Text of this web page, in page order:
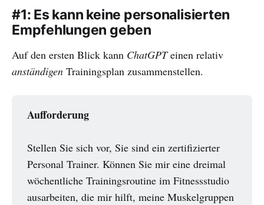
#1: Es kann keine personalisierten
Empfehlungen geben
Auf den ersten Blick kann ChatGPTeinen relativ
anständigen Trainingsplan zusammenstellen.
Aufforderung
Stellen Sie sich vor, Sie sind ein zertifizierter
Personal Trainer. Können Sie mir eine dreimal
wöchentliche Trainingsroutine im Fitnessstudio
ausarbeiten, die mir hilft, meine Muskelgruppen